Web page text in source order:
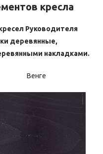
кресла
Руководителя
деревянные,
накладками.
Венге